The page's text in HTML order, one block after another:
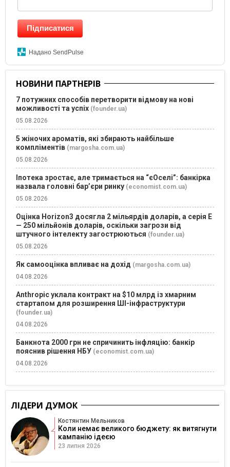
Підписатися
Надано SendPulse
НОВИНИ ПАРТНЕРІВ
7 потужних способів перетворити відмову на нові
можливості та успіх (founder.ua)
05.08.2026
5 жіночих ароматів, які збирають найбільше
компліментів (margosha.com.ua)
05.08.2026
Іпотека зростає, але тримається на “єОселі”: банкірка
назвала головні бар’єри ринку (economist.com.ua)
05.08.2026
Оцінка Horizon3 досягла 2 мільярдів доларів, а серія E
— 250 мільйонів доларів, оскільки загрози від
штучного інтелекту загострюються (founder.ua)
05.08.2026
Як самооцінка впливає на дохід (margosha.com.ua)
04.08.2026
Anthropic уклала контракт на $10 млрд із хмарним
стартапом для розширення ШІ-інфраструктури
(founder.ua)
04.08.2026
Банкнота 2000 грн не спричинить інфляцію: банкір
пояснив рішення НБУ (economist.com.ua)
04.08.2026
ЛІДЕРИ ДУМОК
Костянтин Мельников
Коли немає великого бюджету: як витягнути
кампанію ідеєю
23 липня 2026